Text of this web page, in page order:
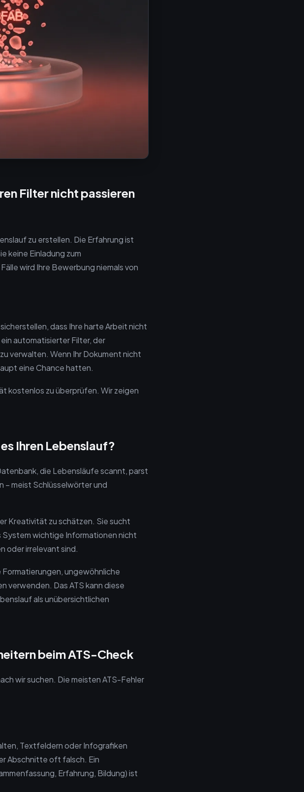
Filter nicht passieren
zu erstellen. Die Erfahrung ist
keine Einladung zum
wird Ihre Bewerbung niemals von
dass Ihre harte Arbeit nicht
automatisierter Filter, der
verwalten. Wenn Ihr Dokument nicht
eine Chance hatten.
kostenlos zu überprüfen. Wir zeigen
Ihren Lebenslauf?
die Lebensläufe scannt, parst
– meist Schlüsselwörter und
Kreativität zu schätzen. Sie sucht
wichtige Informationen nicht
oder irrelevant sind.
ungewöhnliche
verwenden. Das ATS kann diese
als unübersichtlichen
beim ATS-Check
wir suchen. Die meisten ATS-Fehler
Textfeldern oder Infografiken
Abschnitte oft falsch. Ein
Erfahrung, Bildung) ist